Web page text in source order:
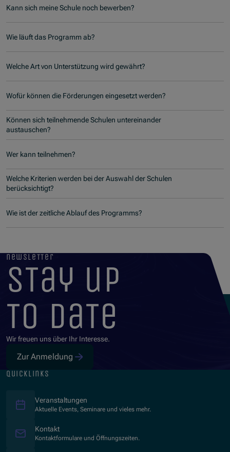
Kann sich meine Schule noch bewerben?
Wie läuft das Programm ab?
Welche Art von Unterstützung wird gewährt?
Wofür können die Förderungen eingesetzt werden?
Können sich teilnehmende Schulen untereinander
austauschen?
Wer kann teilnehmen?
Welche Kriterien werden bei der Auswahl der Schulen
berücksichtigt?
Wie ist der zeitliche Ablauf des Programms?
newsletter
stay up
to date
Wir freuen uns über Ihr Interesse.
Zur Anmeldung
quicklinks
Veranstaltungen
Aktuelle Events, Seminare und vieles mehr.
Kontakt
Kontaktformulare und Öffnungszeiten.